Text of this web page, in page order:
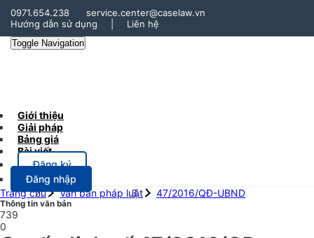
0971.654.238
service.center@caselaw.vn
Hướng dẫn sử dụng
Liên hệ
Toggle Navigation
Giới thiệu
Giải pháp
Bảng giá
Bài viết
Đăng ký
Đăng nhập
Trang chủ
Văn bản pháp luật 47/2016/QĐ-UBND
Thông tin văn bản
739
0